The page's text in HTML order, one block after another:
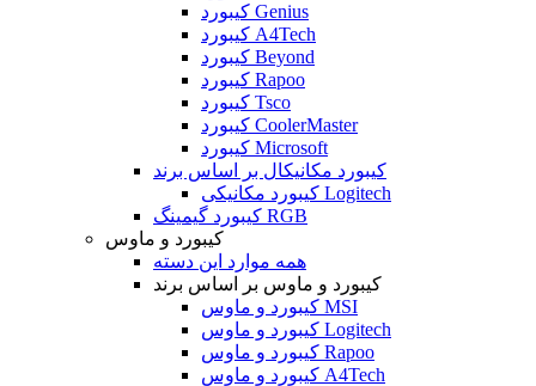
کیبورد Genius
کیبورد A4Tech
کیبورد Beyond
کیبورد Rapoo
کیبورد Tsco
کیبورد CoolerMaster
کیبورد Microsoft
کیبورد مکانیکال بر اساس برند
کیبورد مکانیکی Logitech
کیبورد گیمینگ RGB
کیبورد و ماوس
همه موارد این دسته
کیبورد و ماوس بر اساس برند
کیبورد و ماوس MSI
کیبورد و ماوس Logitech
کیبورد و ماوس Rapoo
کیبورد و ماوس A4Tech